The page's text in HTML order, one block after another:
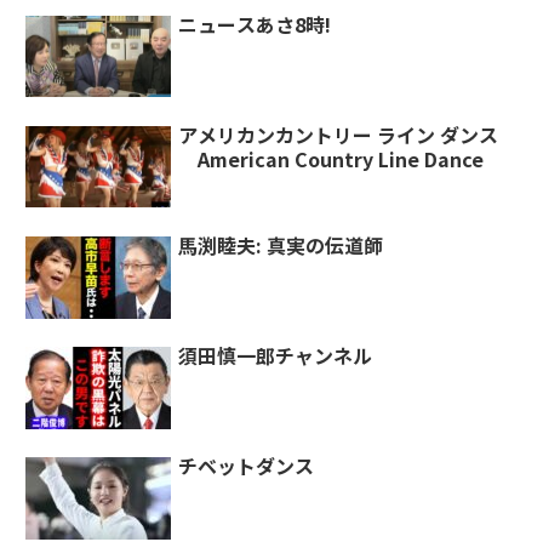
ニュースあさ8時!
アメリカンカントリー ライン ダンス
American Country Line Dance
馬渕睦夫: 真実の伝道師
須田慎一郎チャンネル
チベットダンス